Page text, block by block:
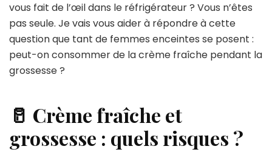
vous fait de l’œil dans le réfrigérateur ? Vous n’êtes
pas seule. Je vais vous aider à répondre à cette
question que tant de femmes enceintes se posent :
peut-on consommer de la crème fraîche pendant la
grossesse ?
🥛 Crème fraîche et
grossesse : quels risques ?